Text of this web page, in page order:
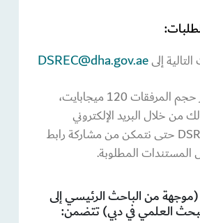
إلىDSREC@dha.gov.ae
ملاحظة: إذا تجاوز حجم المرفقات 120 ميجابايت،
من خلال البريد الإلكتروني
DSREC@dha.gov.ae حتى نتمكن من مشاركة رابط
المطلوبة.
من الباحث الرئيسي إلى
العلمي في دبي) تتضمن: